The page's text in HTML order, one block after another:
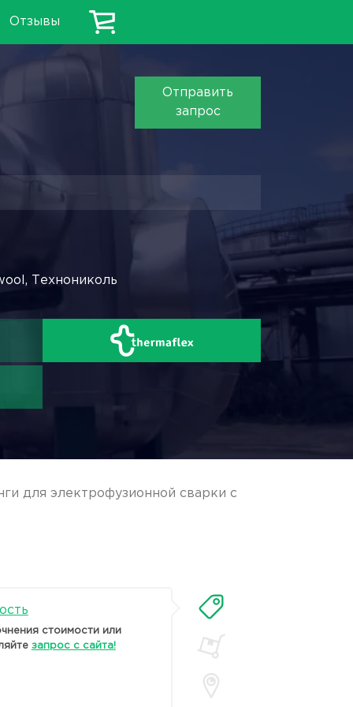
Отзывы
Отправить
запрос
Технониколь
для электрофузионной сварки с
стоимости или
запрос с сайта!